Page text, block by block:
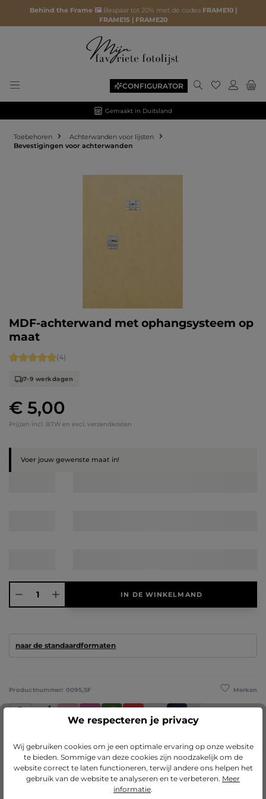
Behind the Frame 🖼️ Bespaar tot 20% met de codes FRAME10 |
FRAME15 | FRAME20
CONFIGURATOR
Gemaakt in Duitsland
Toebehoren
Achterwanden voor lijsten
Bevestigingen voor achterwanden
MDF-achterwand met ophangsysteem op
maat
Normale prijs:
€ 5,00
Prijzen incl. BTW en excl. verzendkosten
Gemiddelde waardering van 5 van 5 sterren
(4)
7-9 werkdagen
Voer jouw gewenste maat in!
IN DE WINKELMAND
naar de standaardformaten
Merken
Productnummer: 0095,SF
Klarna (Achteraf betalen / In delen betalen / Direct betalen)
RivertySatispayApple PayCreditcard / Betaalpas
Vooruitbetaling
Beschrijving
De MDF-achterwand met een dikte van 2,5 mm is voorzien van twee heavy-
duty ophangers, dankzij welke jij jouw afbeelding zowe…
We respecteren je privacy
Wij gebruiken cookies om je een optimale ervaring op onze website
te bieden. Sommige van deze cookies zijn noodzakelijk om de
website correct te laten functioneren, terwijl andere ons helpen het
gebruik van de website te analyseren en te verbeteren. Meer
informatie.